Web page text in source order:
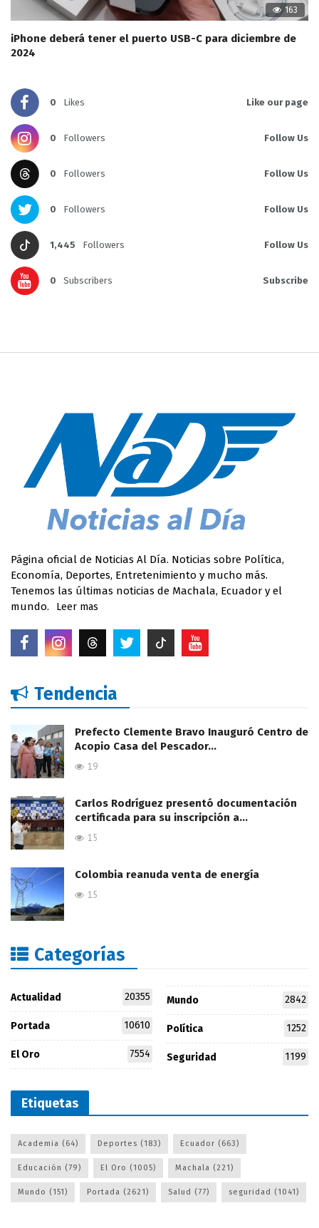
163
iPhone deberá tener el puerto USB-C para diciembre de
2024
0 Likes Like our page
0 Followers Follow Us
0 Followers Follow Us
0 Followers Follow Us
1,445 Followers Follow Us
0 Subscribers Subscribe
Página oficial de Noticias Al Día. Noticias sobre Política,
Economía, Deportes, Entretenimiento y mucho más.
Tenemos las últimas noticias de Machala, Ecuador y el
mundo.
Leer mas
Tendencia
Prefecto Clemente Bravo Inauguró Centro de
Acopio Casa del Pescador…
19
Carlos Rodríguez presentó documentación
certificada para su inscripción a…
15
Colombia reanuda venta de energía
15
Categorías
Actualidad 20355
Portada 10610
El Oro 7554
Mundo 2842
Política 1252
Seguridad 1199
Etiquetas
Academia (64) Deportes (183) Ecuador (663)
Educación (79) El Oro (1005) Machala (221)
Mundo (151) Portada (2621) Salud (77) seguridad (1041)